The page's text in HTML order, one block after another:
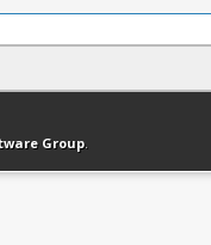
Version bas-débit
Group.